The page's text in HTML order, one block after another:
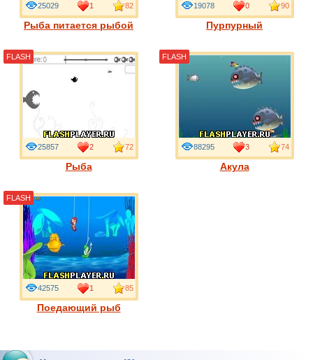
Рыба питается рыбой
25029 1 82
Пурпурный
19078 0 90
Рыба
25857 2 72
FLASH
Акула
88295 3 74
FLASH
Поедающий рыб
42575 1 85
FLASH